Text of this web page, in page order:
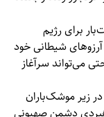
برای رژیم
شیطانی خود
می‌تواند سرآغاز
زیر موشک‌باران
دشمن صهیونی